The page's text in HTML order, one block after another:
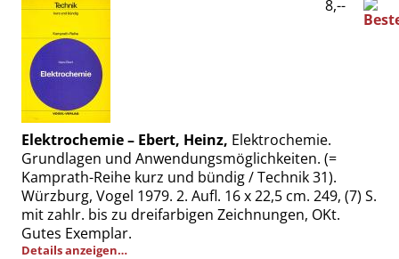
Elektrochemie – Ebert, Heinz, Elektrochemie.
Grundlagen und Anwendungsmöglichkeiten. (=
Kamprath-Reihe kurz und bündig / Technik 31).
Würzburg, Vogel 1979. 2. Aufl. 16 x 22,5 cm. 249, (7) S.
mit zahlr. bis zu dreifarbigen Zeichnungen, OKt.
Gutes Exemplar.
Details anzeigen…
8,--